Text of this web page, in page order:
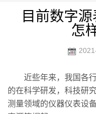
目前数字
怎
近些年来，我国各行
的在科学研发，科技研
测量领域的仪器仪表设